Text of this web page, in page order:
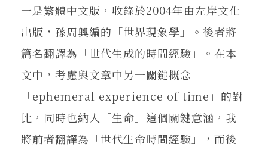
一是繁體中文版，收錄於2004年由左岸文化
出版，孫周興編的「世界現象學」。後者將
篇名翻譯為「世代生成的時間經驗」。在本
文中，考慮與文章中另一關鍵概念
「ephemeral experience of time」的對
比，同時也納入「生命」這個關鍵意涵，我
將前者翻譯為「世代生命時間經驗」，而後